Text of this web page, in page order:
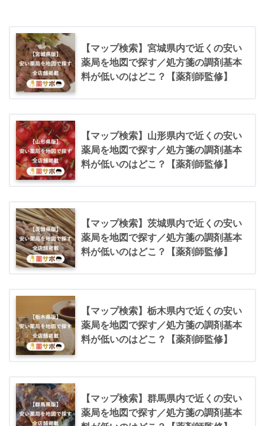
【マップ検索】宮城県内で近くの安い
薬局を地図で探す／処方箋の調剤基本
料が低いのはどこ？【薬剤師監修】
【マップ検索】山形県内で近くの安い
薬局を地図で探す／処方箋の調剤基本
料が低いのはどこ？【薬剤師監修】
【マップ検索】茨城県内で近くの安い
薬局を地図で探す／処方箋の調剤基本
料が低いのはどこ？【薬剤師監修】
【マップ検索】栃木県内で近くの安い
薬局を地図で探す／処方箋の調剤基本
料が低いのはどこ？【薬剤師監修】
【マップ検索】群馬県内で近くの安い
薬局を地図で探す／処方箋の調剤基本